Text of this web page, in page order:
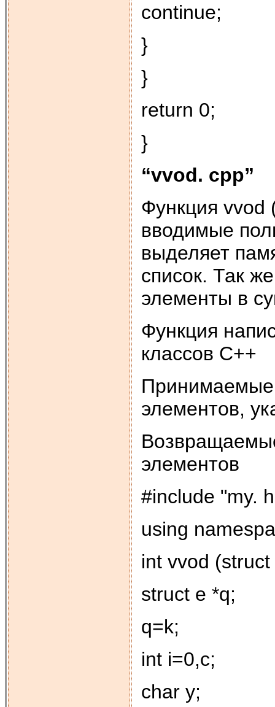
continue;
}
}
return 0;
}
“vvod. cpp”
Функция vvod
вводимые
выделяет
список. Так
элементы в
Функция
классов С++
Принимаемые
элементов,
элементов
#include "my.
using
int vvod
struct e *q;
q=k;
int i=0,c;
char y;